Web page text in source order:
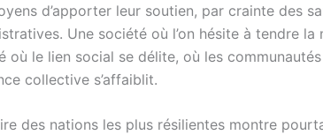
d’apporter leur soutien, par crainte des
Une société où l’on hésite à tendre
où le lien social se délite, où les
collective s’affaiblit.
des nations les plus résilientes montre